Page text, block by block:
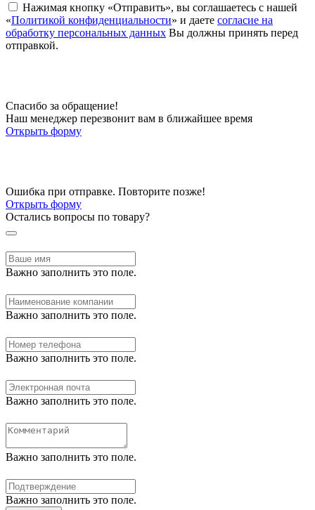
Нажимая кнопку «Отправить», вы соглашаетесь с нашей
«Политикой конфиденциальности» и даете согласие на
обработку персональных данных Вы должны принять перед
отправкой.
Спасибо за обращение!
Наш менеджер перезвонит вам в ближайшее время
Открыть форму
Ошибка при отправке. Повторите позже!
Открыть форму
Остались вопросы по товару?
Важно заполнить это поле.
Важно заполнить это поле.
Важно заполнить это поле.
Важно заполнить это поле.
Важно заполнить это поле.
Важно заполнить это поле.